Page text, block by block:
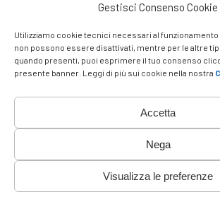
Gestisci Consenso Cookie
Utilizziamo cookie tecnici necessari al
non possono essere disattivati, mentre per le altre
quando presenti, puoi esprimere il tuo consenso
presente banner. Leggi di più sui cookie nella nostra
Accetta
Nega
Visualizza le preferenze
commerciale ha bisogno di una Content
(CSR)
Remote Seller di Successo: Le 4
Fanno la Differenza
La Rivoluzione degli Agenti su Strada
Vincere a Distanza: Perché Negozio
commerce non bastano più nel B2B
Top